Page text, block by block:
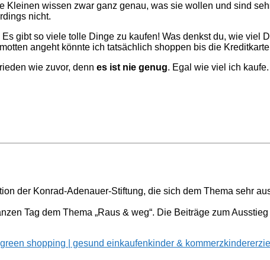
wissen zwar ganz genau, was sie wollen und sind
nicht.
gibt so viele tolle Dinge zu kaufen! Was denkst du, wie viel
angeht könnte ich tatsächlich shoppen bis die
wie zuvor, denn es ist nie genug. Egal wie viel ich kaufe.
der Konrad-Adenauer-Stiftung, die sich dem Thema sehr
Tag dem Thema „Raus & weg“. Die Beiträge zum Ausstieg
green shopping | gesund einkaufenkinder & kommerz